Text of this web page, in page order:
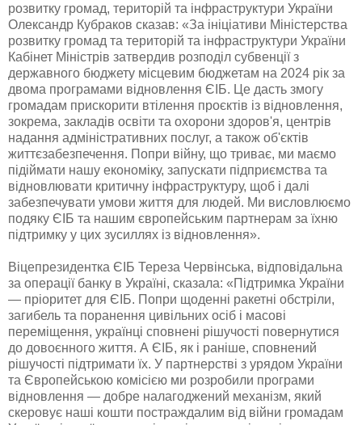
розвитку громад, територій та інфраструктури України
Олександр Кубраков сказав: «За ініціативи Міністерства
розвитку громад та територій та інфраструктури України
Кабінет Міністрів затвердив розподіл субвенції з
державного бюджету місцевим бюджетам на 2024 рік за
двома програмами відновлення ЄІБ. Це дасть змогу
громадам прискорити втілення проєктів із відновлення,
зокрема, закладів освіти та охорони здоров'я, центрів
надання адміністративних послуг, а також об'єктів
життєзабезпечення. Попри війну, що триває, ми маємо
підіймати нашу економіку, запускати підприємства та
відновлювати критичну інфраструктуру, щоб і далі
забезпечувати умови життя для людей. Ми висловлюємо
подяку ЄІБ та нашим європейським партнерам за їхню
підтримку у цих зусиллях із відновлення».
Віцепрезидентка ЄІБ Тереза Червінська, відповідальна
за операції банку в Україні, сказала: «Підтримка України
— пріоритет для ЄІБ. Попри щоденні ракетні обстріли,
загибель та поранення цивільних осіб і масові
переміщення, українці сповнені рішучості повернутися
до довоєнного життя. А ЄІБ, як і раніше, сповнений
рішучості підтримати їх. У партнерстві з урядом України
та Європейською комісією ми розробили програми
відновлення — добре налагоджений механізм, який
скеровує наші кошти постраждалим від війни громадам